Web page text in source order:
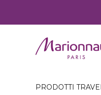
PRODOTTI